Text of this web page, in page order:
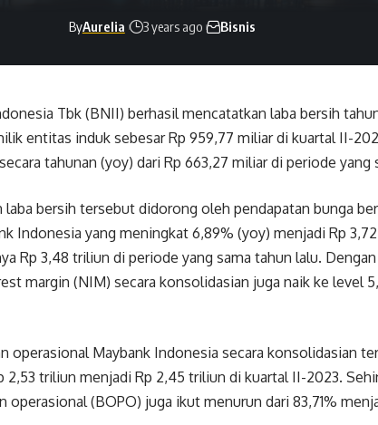
ByAurelia 3 years ago Bisnis
Tbk (BNII) berhasil mencatatkan laba bersih
entitas induk sebesar Rp 959,77 miliar di kuartal II-
tahunan (yoy) dari Rp 663,27 miliar di periode yang
laba bersih tersebut didorong oleh pendapatan bunga
Indonesia yang meningkat 6,89% (yoy) menjadi Rp
Rp 3,48 triliun di periode yang sama tahun lalu.
margin (NIM) secara konsolidasian juga naik ke level
operasional Maybank Indonesia secara konsolidasian
2,53 triliun menjadi Rp 2,45 triliun di kuartal II-2023.
operasional (BOPO) juga ikut menurun dari 83,71%